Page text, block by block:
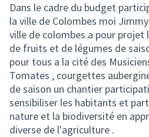
Dans le cadre du budget
la ville de Colombes moi
ville de colombes a pour projet
de fruits et de légumes de
pour tous a la cité des
Tomates , courgettes
de saison un chantier
sensibiliser les habitants et
nature et la biodiversité en
diverse de l'agriculture .